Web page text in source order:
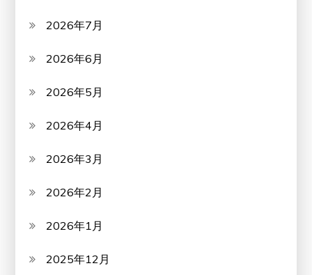
2026年7月
2026年6月
2026年5月
2026年4月
2026年3月
2026年2月
2026年1月
2025年12月